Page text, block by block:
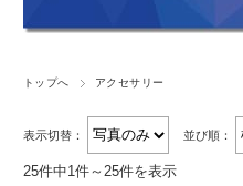
トップへ アクセサリー
表示切替： 並び順：
25件中1件～25件を表示